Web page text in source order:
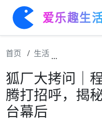
爱乐趣生
首页 生活
狐厂大拷问｜
腾打招呼，揭
台幕后